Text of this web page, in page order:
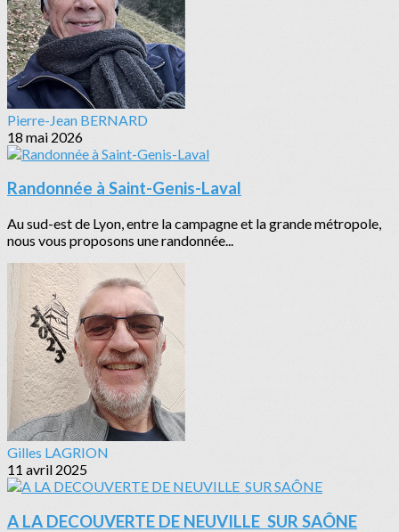
Pierre-Jean BERNARD
18 mai 2026
Randonnée à Saint-Genis-Laval
Au sud-est de Lyon, entre la campagne et la grande métropole,
nous vous proposons une randonnée...
Gilles LAGRION
11 avril 2025
A LA DECOUVERTE DE NEUVILLE SUR SAÔNE